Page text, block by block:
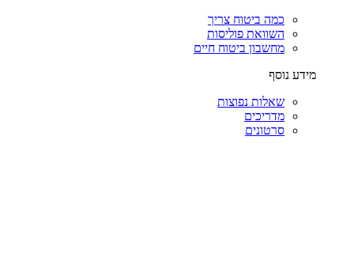
כמה ביטוח צריך
השוואת פוליסות
מחשבון ביטוח חיים
מידע נוסף
שאלות נפוצות
מדריכים
סרטונים